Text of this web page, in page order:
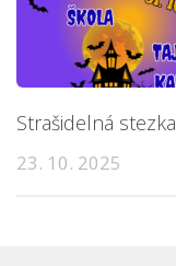
Strašidelná stezka
23. 10. 2025